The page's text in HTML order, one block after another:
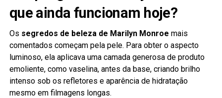
que ainda funcionam hoje?
Os segredos de beleza de Marilyn Monroe mais
comentados começam pela pele. Para obter o aspecto
luminoso, ela aplicava uma camada generosa de produto
emoliente, como vaselina, antes da base, criando brilho
intenso sob os refletores e aparência de hidratação
mesmo em filmagens longas.